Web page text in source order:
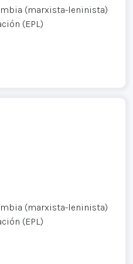
(marxista-leninista)
(EPL)
(marxista-leninista)
(EPL)